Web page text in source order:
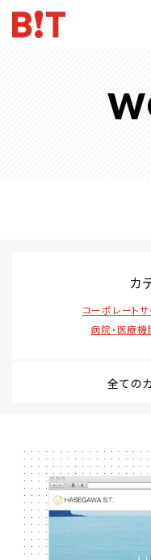
カ
コーポレートサ
病院・医療機
全ての